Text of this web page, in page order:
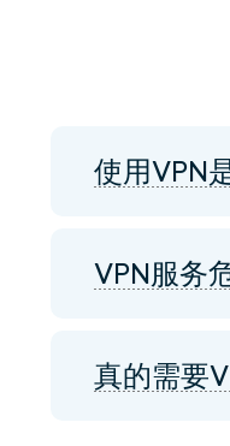
使用VPN
VPN服务
真的需要